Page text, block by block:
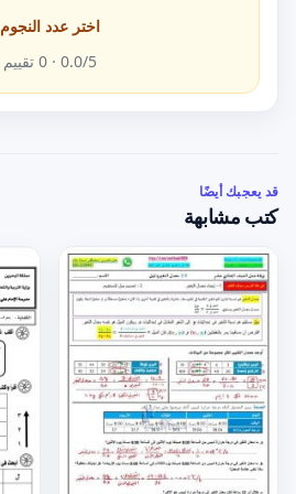
اختر عدد النجوم
0.0/5 ·
0 تقييم
قد يعجبك أيضًا
كتب مشابهة